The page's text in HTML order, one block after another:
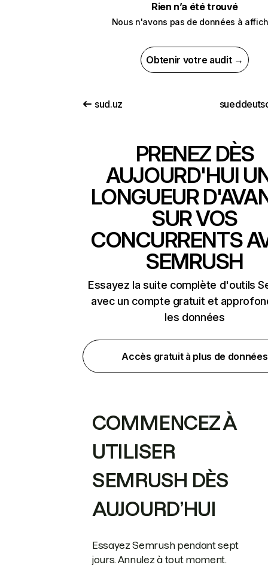
Rien n’a été trouvé
Nous n'avons pas de données à
Obtenir votre audit →
sud.uz
PRENEZ DÈS
AUJOURD'HUI
LONGUEUR
SUR VOS
CONCURRENTS
SEMRUSH
Essayez la suite complète d'outils
avec un compte gratuit et
les données
Accès gratuit à plus de données
COMMENCEZ À
UTILISER
SEMRUSH DÈS
AUJOURD’HUI
Essayez Semrush pendant sept
jours. Annulez à tout moment.